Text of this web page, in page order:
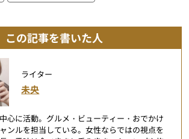
この記事を書いた人
ライター
未央
心に活動。グルメ・ビューティー・おでかけ
ンルを担当している。女性ならではの視点を